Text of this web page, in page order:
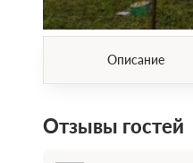
Описание
Отзывы гостей